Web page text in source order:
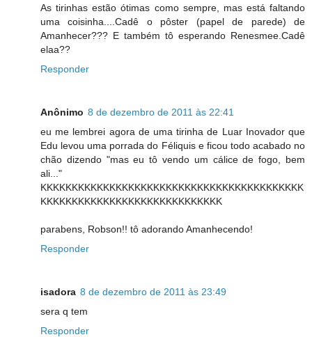
As tirinhas estão ótimas como sempre, mas está faltando
uma coisinha....Cadê o pôster (papel de parede) de
Amanhecer??? E também tô esperando Renesmee.Cadê
elaa??
Responder
Anônimo 8 de dezembro de 2011 às 22:41
eu me lembrei agora de uma tirinha de Luar Inovador que
Edu levou uma porrada do Féliquis e ficou todo acabado no
chão dizendo "mas eu tô vendo um cálice de fogo, bem
ali..."
KKKKKKKKKKKKKKKKKKKKKKKKKKKKKKKKKKKKKKKKKK
KKKKKKKKKKKKKKKKKKKKKKKKKKKKK
parabens, Robson!! tô adorando Amanhecendo!
Responder
isadora 8 de dezembro de 2011 às 23:49
sera q tem
Responder